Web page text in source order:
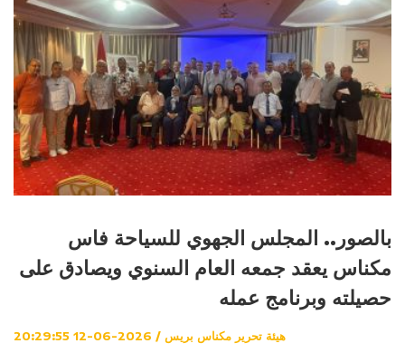
بالصور.. المجلس الجهوي للسياحة فاس
مكناس يعقد جمعه العام السنوي ويصادق على
حصيلته وبرنامج عمله
هيئة تحرير مكناس بريس / 2026-06-12 20:29:55